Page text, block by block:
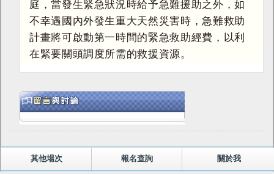
庭，當發生緊急狀況時給予急難援助之外，如
不幸遇國內外發生重大天然災害時，急難救助
計畫將可啟動第一時間的緊急救助經費，以利
在緊要關頭調度所需的救援資源。
其他場次 報名查詢 關於我
移動版 |電腦版
Copyright © 公益市集 2026. All Rights Reserved.